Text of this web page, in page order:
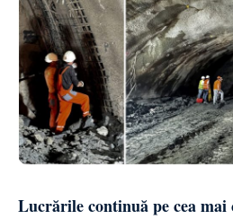
Lucrările continuă pe cea